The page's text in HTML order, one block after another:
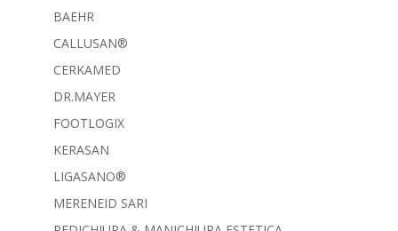
BAEHR
CALLUSAN®
CERKAMED
DR.MAYER
FOOTLOGIX
KERASAN
LIGASANO®
MERENEID SARI